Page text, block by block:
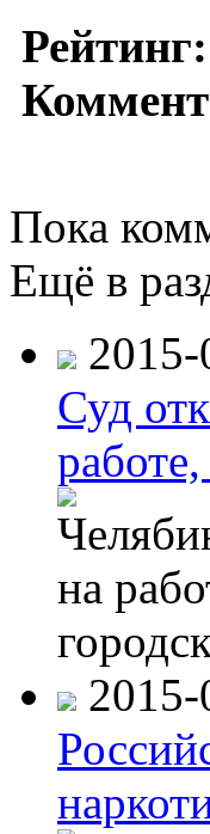
Рейтинг:
Пока
Ещё в
Суд
на